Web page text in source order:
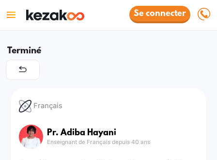
Se connecter
Terminé
Français
Pr. Adiba Hayani
Enseignant de Français depuis 40 ans